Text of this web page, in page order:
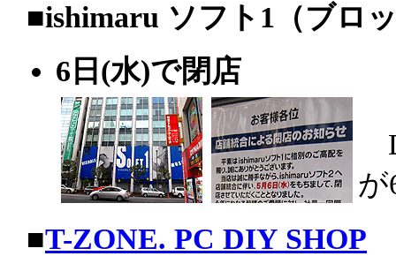
■ishimaru ソフト1（ブロ
6日(水)で閉店
が
■T-ZONE. PC DIY SHOP